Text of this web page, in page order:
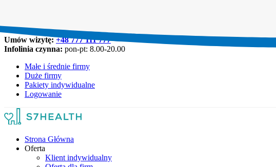
Umów wizytę:+48 777 111 777
Infolinia czynna: pon-pt: 8.00-20.00
Małe i średnie firmy
Duże firmy
Pakiety indywidualne
Logowanie
Strona Główna
Oferta
Klient indywidualny